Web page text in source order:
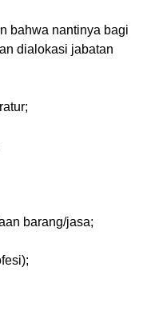
bahwa nantinya bagi
dialokasi jabatan
barang/jasa;